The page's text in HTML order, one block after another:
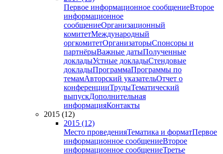
Первое информационное сообщениеВторое
информационное
сообщениеОрганизационный
комитетМеждународный
оргкомитетОрганизаторыСпонсоры и
партнёрыВажные датыПолученные
докладыУстные докладыСтендовые
докладыПрограммаПрограммы по
темамАвторский указательОтчет о
конференцииТрудыТематический
выпускДополнительная
информацияКонтакты
2015 (12)
2015 (12)
Место проведенияТематика и форматПервое
информационное сообщениеВторое
информационное сообщениеТретье